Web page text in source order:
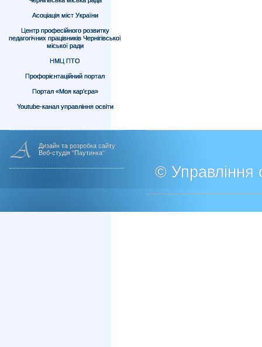
Асоціація міст України
Центр професійного розвитку
педагогічних працівників Чернігівської
міської ради
НМЦ ПТО
Профорієнтаційний портал
Портал «Моя кар’єра»
Youtube-канал управління освіти
Дизайн та розробка сайту
Веб-студія "Паутинка"
© Управління